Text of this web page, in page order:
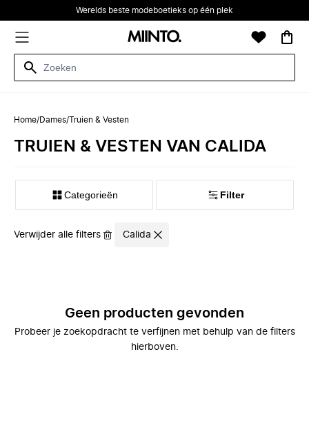
Werelds beste modeboetieks op één plek
Home/Dames/Truien & Vesten
TRUIEN & VESTEN VAN CALIDA
Categorieën Filter
Verwijder alle filters Calida
Geen producten gevonden
Probeer je zoekopdracht te verfijnen met behulp van de filters
hierboven.